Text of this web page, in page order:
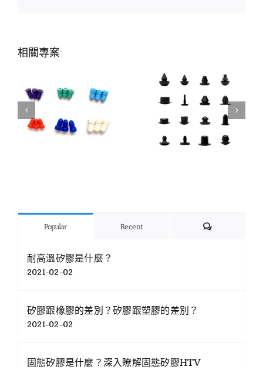
相關專案:
Popular Recent Comments
耐高溫矽膠是什麼？
2021-02-02
矽膠跟橡膠的差別？矽膠跟塑膠的差別？
2021-02-02
固態矽膠是什麼？深入瞭解固態矽膠HTV